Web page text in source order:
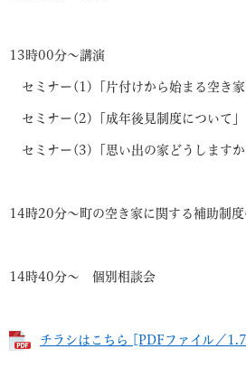
13時00分～講演
セミナー(1)「片付けから始まる空き家
セミナー(2)「成年後見制度について」
セミナー(3)「思い出の家どうしますか
14時20分～町の空き家に関する補助制度
14時40分～ 個別相談会
チラシはこちら [PDFファイル／